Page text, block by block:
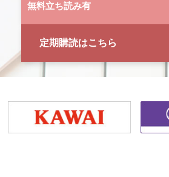
無料立ち読み有
定期購読はこちら